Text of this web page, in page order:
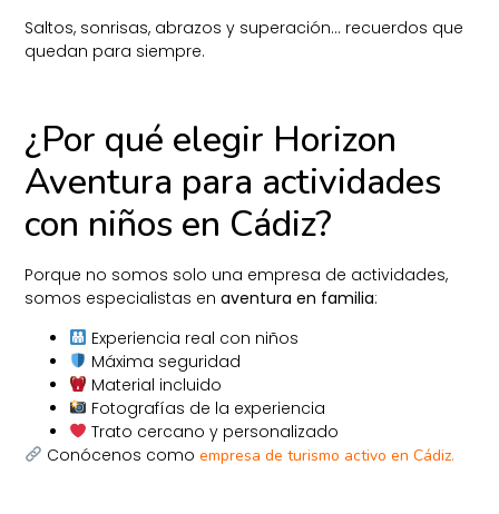
Saltos, sonrisas, abrazos y superación… recuerdos que
quedan para siempre.
¿Por qué elegir Horizon
Aventura para actividades
con niños en Cádiz?
Porque no somos solo una empresa de actividades,
somos especialistas enaventura en familia:
Experiencia real con niños
Máxima seguridad
Material incluido
Fotografías de la experiencia
Trato cercano y personalizado
Conócenos como empresa de turismo activo en Cádiz.